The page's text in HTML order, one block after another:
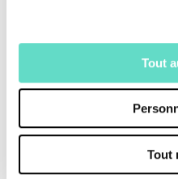
Tout
Tout
une belle image
Une production :
Crédits :